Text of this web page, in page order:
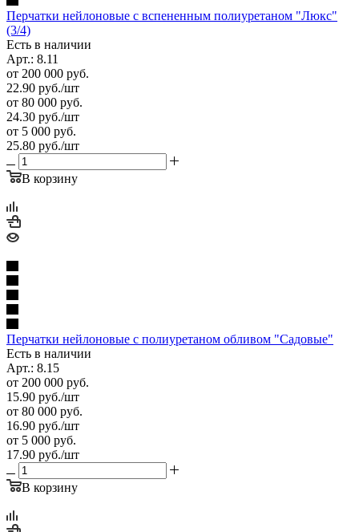
Перчатки нейлоновые с вспененным полиуретаном "Люкс"
(3/4)
Есть в наличии
Арт.: 8.11
от 200 000 руб.
22.90 руб./шт
от 80 000 руб.
24.30 руб./шт
от 5 000 руб.
25.80 руб./шт
В корзину
Перчатки нейлоновые с полиуретаном обливом "Садовые"
Есть в наличии
Арт.: 8.15
от 200 000 руб.
15.90 руб./шт
от 80 000 руб.
16.90 руб./шт
от 5 000 руб.
17.90 руб./шт
В корзину